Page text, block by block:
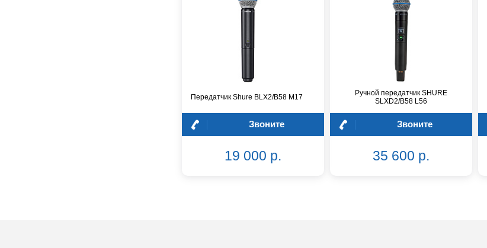
Передатчик Shure BLX2/B58 M17
Звоните
19 000 р.
Ручной передатчик SHURE
SLXD2/B58 L56
Звоните
35 600 р.